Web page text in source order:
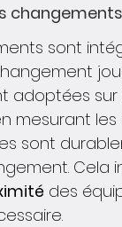
changements
sont
adoptées
mesurant les
sont
Cela
des